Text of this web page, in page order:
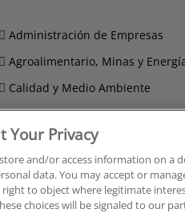
Administración de Empresas
Agroalimentario, Minas y
Calidad y Medio Ambiente
Compras, Logística y Transporte
Comunicación, Imagen y Sonido
Derecho y Seguridad
Your Privacy
and/or access information on a
data. You may accept or
to object where legitimate
choices will be signaled to our